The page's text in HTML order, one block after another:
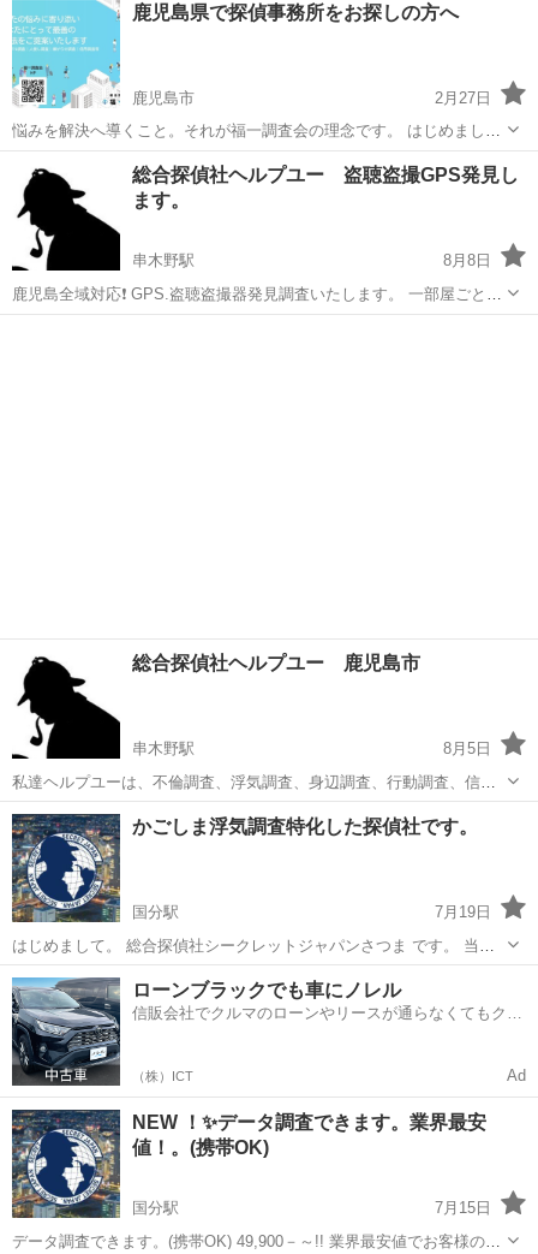
鹿児島県で探偵事務所をお探しの方へ
鹿児島市
2月27日
悩みを解決へ導くこと。それが福一調査会の理念です。 はじめまし
て。福一調査会 代表の岩下と申します。九州を拠点に開設し、お客様
に寄り添い、常に最善の提案をすることをモットーに活動していま
す。 現在では、【関西・東海・関東...
鹿児島市 探偵 探偵事務所
総合探偵社ヘルプユー 盗聴盗撮GPS発見し
ます。
串木野駅
8月8日
鹿児島全域対応❗️ GPS.盗聴盗撮器発見調査いたします。 一部屋ごとに
8000✖️部屋数になります。 50キロを越える地域は、別途出張費別途加
総合探偵社ヘルプユー 鹿児島市
串木野駅
8月5日
私達ヘルプユーは、不倫調査、浮気調査、身辺調査、行動調査、信用
調査、その他調査を得意としております。 鹿児島から九州管内依頼調
査いたします。 また依頼調査あれば、全国調査可能です。 例鹿児島県
の場合 調査員2...
鹿児島 いちき串木野市 串木野駅 探偵 探偵社
かごしま浮気調査特化した探偵社です。
国分駅
7月19日
はじめまして。 総合探偵社シークレットジャパンさつま です。 当社
は、かごしま県を中心に南九州地域にて 浮気調査に特化した調査を行
っております。 当社特徴 ①浮気調査に特化しているため経験豊富。
②24時間/2名...
鹿児島 霧島市 国分駅 探偵 シークレット
ローンブラックでも車にノレル
信販会社でクルマのローンやリースが通らなくてもクル
（株）ICT Ad
NEW ！✨データ調査できます。業界最安
値！。(携帯OK)
国分駅
7月15日
データ調査できます。(携帯OK) 49,900－～!! 業界最安値でお客様の気